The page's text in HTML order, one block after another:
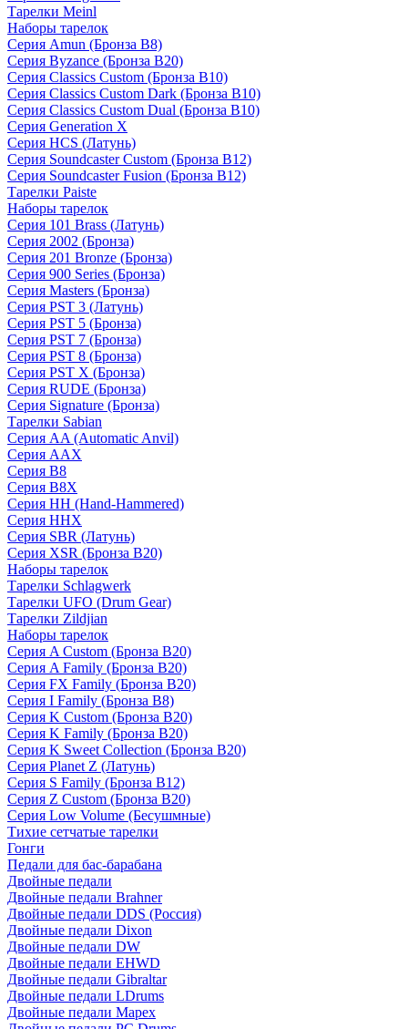
Тарелки Meinl
Наборы тарелок
Серия Amun (Бронза B8)
Серия Byzance (Бронза B20)
Серия Classics Custom (Бронза B10)
Серия Classics Custom Dark (Бронза B10)
Серия Classics Custom Dual (Бронза B10)
Серия Generation X
Серия HCS (Латунь)
Серия Soundcaster Custom (Бронза B12)
Серия Soundcaster Fusion (Бронза B12)
Тарелки Paiste
Наборы тарелок
Серия 101 Brass (Латунь)
Серия 2002 (Бронза)
Серия 201 Bronze (Бронза)
Серия 900 Series (Бронза)
Серия Masters (Бронза)
Серия PST 3 (Латунь)
Серия PST 5 (Бронза)
Серия PST 7 (Бронза)
Серия PST 8 (Бронза)
Серия PST X (Бронза)
Серия RUDE (Бронза)
Серия Signature (Бронза)
Тарелки Sabian
Серия AA (Automatic Anvil)
Серия AAX
Серия B8
Серия B8X
Серия HH (Hand-Hammered)
Серия HHX
Серия SBR (Латунь)
Серия XSR (Бронза B20)
Наборы тарелок
Тарелки Schlagwerk
Тарелки UFO (Drum Gear)
Тарелки Zildjian
Наборы тарелок
Серия A Custom (Бронза B20)
Серия A Family (Бронза B20)
Серия FX Family (Бронза B20)
Серия I Family (Бронза B8)
Серия K Custom (Бронза B20)
Серия K Family (Бронза B20)
Серия K Sweet Collection (Бронза B20)
Серия Planet Z (Латунь)
Серия S Family (Бронза B12)
Серия Z Custom (Бронза B20)
Серия Low Volume (Бесушмные)
Тихие сетчатые тарелки
Гонги
Педали для бас-барабана
Двойные педали
Двойные педали Brahner
Двойные педали DDS (Россия)
Двойные педали Dixon
Двойные педали DW
Двойные педали EHWD
Двойные педали Gibraltar
Двойные педали LDrums
Двойные педали Mapex